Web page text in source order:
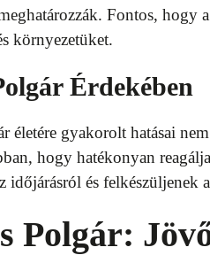
Fontos, hogy
környezetüket.
Érdekében
életére gyakorolt hatásai
hogy hatékonyan
időjárásról és felkészüljenek
Polgár: